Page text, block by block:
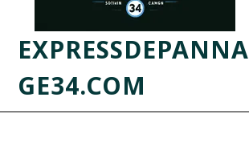
EXPRESSDEPANNA
GE34.COM